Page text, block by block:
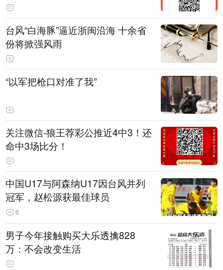
台风“白海豚”逼近浙闽沿海 十余省
份将掀强风雨
“以军把枪口对准了我”
关注微信-狼王荐彩公推近4中3！还
命中3场比分！
中国U17与阿森纳U17因台风并列
冠军，赵松源获最佳球员
6
男子今年接触购买大乐透擒828
万：不会改变生活